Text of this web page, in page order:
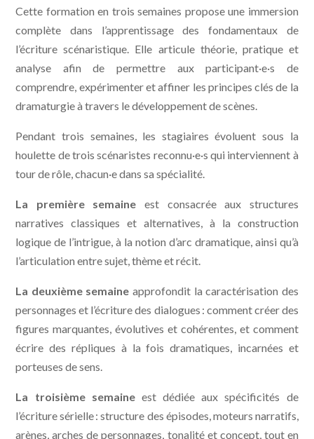
Cette formation en trois semaines propose une immersion
complète dans l’apprentissage des fondamentaux de
l’écriture scénaristique. Elle articule théorie, pratique et
analyse afin de permettre aux participant·e·s de
comprendre, expérimenter et affiner les principes clés de la
dramaturgie à travers le développement de scènes.
Pendant trois semaines, les stagiaires évoluent sous la
houlette de trois scénaristes reconnu·e·s qui interviennent à
tour de rôle, chacun·e dans sa spécialité.
La première semaine est consacrée aux structures
narratives classiques et alternatives, à la construction
logique de l’intrigue, à la notion d’arc dramatique, ainsi qu’à
l’articulation entre sujet, thème et récit.
La deuxième semaine approfondit la caractérisation des
personnages et l’écriture des dialogues : comment créer des
figures marquantes, évolutives et cohérentes, et comment
écrire des répliques à la fois dramatiques, incarnées et
porteuses de sens.
La troisième semaineest dédiée aux spécificités de
l’écriture sérielle : structure des épisodes, moteurs narratifs,
arènes, arches de personnages, tonalité et concept, tout en